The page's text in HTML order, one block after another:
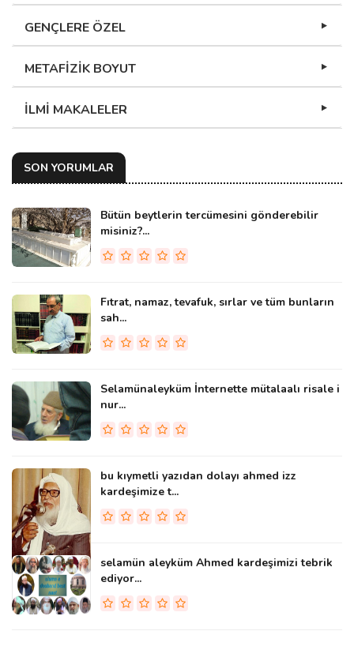
GENÇLERE ÖZEL
METAFİZİK BOYUT
İLMİ MAKALELER
SON YORUMLAR
Bütün beytlerin tercümesini gönderebilir
misiniz?...
Fıtrat, namaz, tevafuk, sırlar ve tüm bunların
sah...
Selamünaleyküm İnternette mütalaalı risale i
nur...
bu kıymetli yazıdan dolayı ahmed izz
kardeşimize t...
selamün aleyküm Ahmed kardeşimizi tebrik
ediyor...